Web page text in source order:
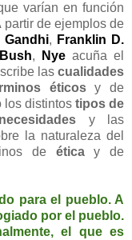
varían en función
partir de ejemplos de
Gandhi, Franklin D.
, Nye acuña el
las cualidades
éticosy de
los distintos tipos de
necesidades y las
la naturaleza del
de éticay de
para el pueblo. A
por el pueblo.
el que es